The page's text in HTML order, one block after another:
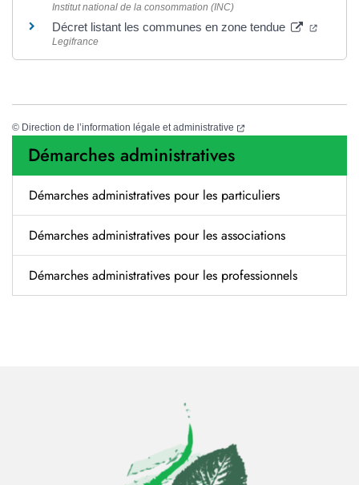
Institut national de la consommation (INC)
Décret listant les communes en zone tendue
Legifrance
© Direction de l’information légale et administrative (nouvelle fenêtre)
Démarches administratives
Démarches administratives pour les particuliers
Démarches administratives pour les associations
Démarches administratives pour les professionnels